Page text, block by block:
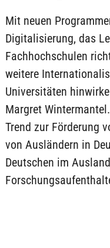
Mit neuen
Digitalisierung, das
Fachhochschulen
weitere
Universitäten
Margret
Trend zur Förderung
von Ausländern in
Deutschen im